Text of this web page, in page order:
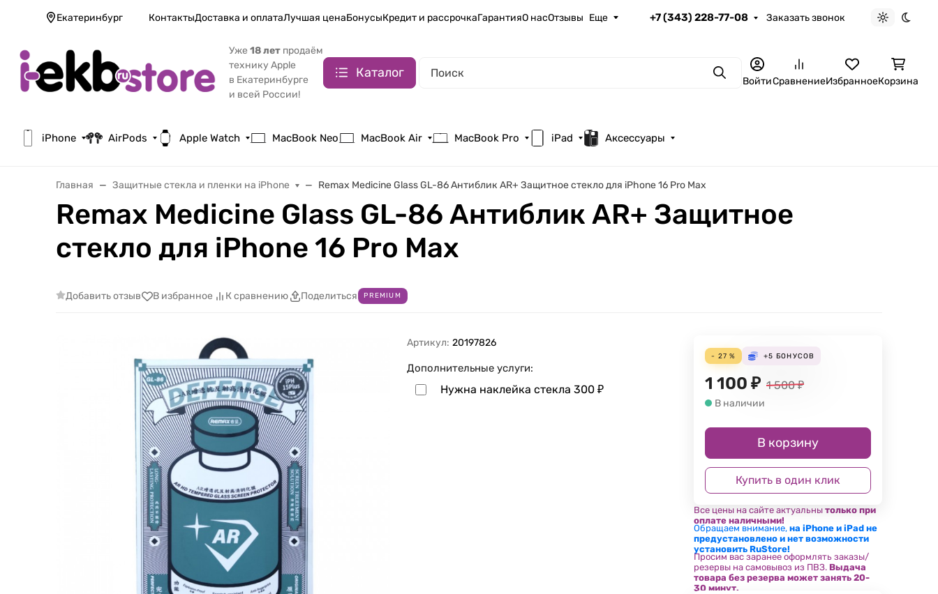
Екатеринбург КонтактыДоставка и оплатаЛучшая ценаБонусыКредит и рассрочкаГарантияО насОтзывы Еще +7 (343) 228-77-08 Заказать звонок
Светлая
Уже 18 лет продаём
технику Apple
в Екатеринбурге
и всей России!
Каталог ПоискВойтиСравнениеИзбранноеКорзина
iPhone AirPods Apple Watch MacBook Neo MacBook Air MacBook Pro iPad Аксессуары
Главная Защитные стекла и пленки на iPhone Remax Medicine Glass GL-86 Антиблик AR+ Защитное стекло для iPhone 16 Pro Max
Remax Medicine Glass GL-86 Антиблик AR+ Защитное
стекло для iPhone 16 Pro Max
Добавить отзыв В избранное К сравнению Поделиться PREMIUM
Артикул: 20197826
Дополнительные услуги:
Нужна наклейка стекла300₽
- 27 % +5 БОНУСОВ
1 100 ₽ 1 500 ₽
В наличии
В корзину
Купить в один клик
Все цены на сайте актуальнытолько при
оплате наличными!
Обращаем внимание,на iPhone и iPad не
предустановлено и нет возможности
установить RuStore!
Просим вас заранее оформлять заказы/
резервы на самовывоз из ПВЗ. Выдача
товара без резерва может занять 20-
30 минут.